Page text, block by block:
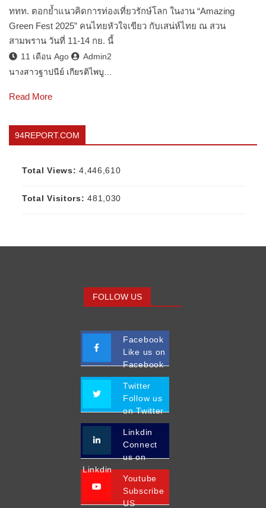
ททท. ตอกย้ำแนวคิดการท่องเที่ยวรักษ์โลก ในงาน “Amazing
Green Fest 2025” คนไทยหัวใจเขียว กับเสน่ห์ไทย ณ สวน
สามพราน วันที่ 11-14 กย. นี้
11 เดือน Ago
Admin2
นางสาวฐาปนีย์ เกียรติไพบู…
Read More
94REPORT.COM
Total Views:4,446,610
Total Visitors:481,030
FOLLOW US
Facebook
Like us on
Facebook
Twitter
Follow us
on Twitter
Linkdin
Connect
us on
Linkdin
Youtube
Subscribe
US